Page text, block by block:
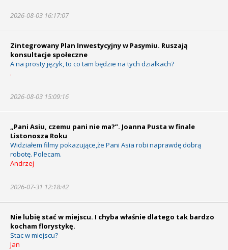
2026-08-03 16:17:07
Zintegrowany Plan Inwestycyjny w Pasymiu. Ruszają
konsultacje społeczne
A na prosty język, to co tam będzie na tych działkach?
.
2026-08-03 15:09:16
„Pani Asiu, czemu pani nie ma?”. Joanna Pusta w finale
Listonosza Roku
Widziałem filmy pokazujące,że Pani Asia robi naprawdę dobrą
robotę. Polecam.
Andrzej
2026-07-31 12:18:42
Nie lubię stać w miejscu. I chyba właśnie dlatego tak bardzo
kocham florystykę.
Stac w miejscu?
Jan